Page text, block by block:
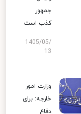
جمهور
کذب است
1405/05/
13
وزارت امور
خارجه: برای
دفاع